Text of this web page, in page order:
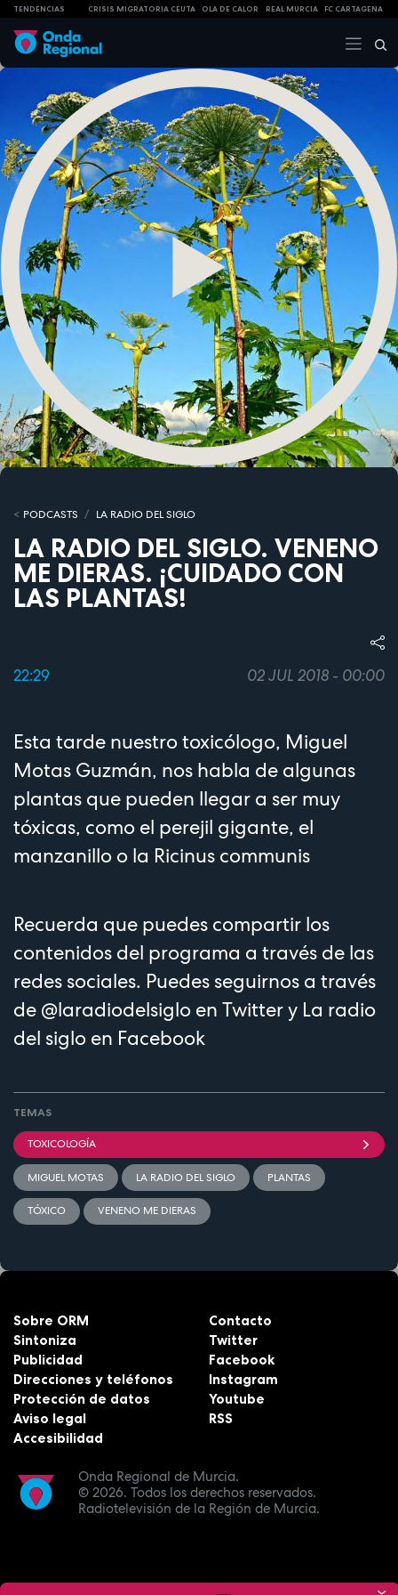
TENDENCIAS CRISIS MIGRATORIA CEUTA OLA DE CALOR REAL MURCIA FC CARTAGENA
PODCASTS LA RADIO DEL SIGLO
LA RADIO DEL SIGLO. VENENO
ME DIERAS. ¡CUIDADO CON
LAS PLANTAS!
22:29 02 JUL 2018 - 00:00
Esta tarde nuestro toxicólogo, Miguel
Motas Guzmán, nos habla de algunas
plantas que pueden llegar a ser muy
tóxicas, como el perejil gigante, el
manzanillo o la Ricinus communis
Recuerda que puedes compartir los
contenidos del programa a través de las
redes sociales. Puedes seguirnos a través
de @laradiodelsiglo en Twitter y La radio
del siglo en Facebook
TEMAS
TOXICOLOGÍA
MIGUEL MOTAS LA RADIO DEL SIGLO PLANTAS
TÓXICO VENENO ME DIERAS
Onda Regional de Murcia.
© 2026. Todos los derechos reservados.
Radiotelevisión de la Región de Murcia.
Sobre ORM
Sintoniza
Publicidad
Direcciones y teléfonos
Protección de datos
Aviso legal
Accesibilidad
Contacto
Twitter
Facebook
Instagram
Youtube
RSS